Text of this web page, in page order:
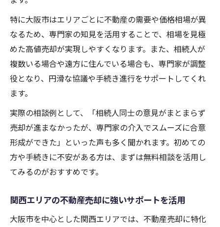
特に大阪市はエリアごとに不動産の需要や価格相場が異
なるため、専門家の知見を活用することで、相場を見極
めた高値売却が実現しやすくなります。また、相続人が
複数いる場合や遠方に住んでいる場合も、専門家が調整
役となり、円滑な協議や手続き進行をサポートしてくれ
ます。
実際の相談例として、「相続人同士の意見がまとまらず
売却が進まなかったが、専門家の介入でスムーズに合意
形成ができた」といった声も多く聞かれます。初めての
方や手続きに不安がある方は、まずは無料相談を活用し
てみるのがおすすめです。
関西エリアの不動産売却に強いサポートを活用
大阪市を中心とした関西エリアでは、不動産売却に特化